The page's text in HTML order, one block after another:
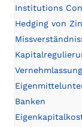
Institutions
Hedging von
Banken